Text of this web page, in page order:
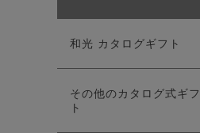
和光 カタログギフト
その他のカタログ式ギフ
ト